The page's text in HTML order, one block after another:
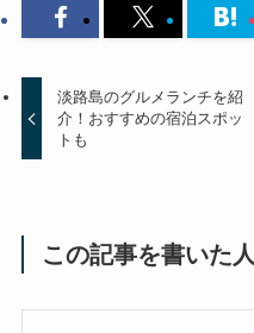
淡路島のグルメランチを紹
介！おすすめの宿泊スポッ
トも
この記事を書いた人